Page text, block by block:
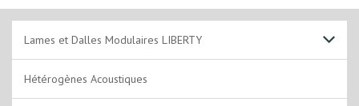
Lames et Dalles Modulaires LIBERTY
Plombant
Hétérogènes Acoustiques